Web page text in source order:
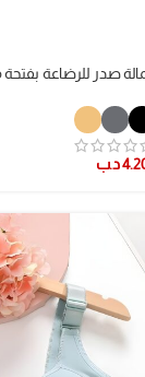
صدر للرضاعة
د.ب